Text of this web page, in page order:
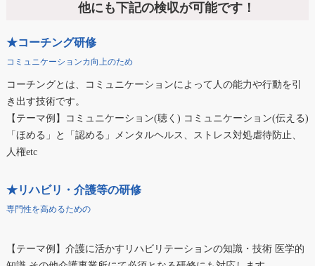
他にも下記の検収が可能です！
★コーチング研修
コミュニケーションカ向上のため
コーチングとは、コミュニケーションによって人の能力や行動を引
き出す技術です。
【テーマ例】コミュニケーション(聴く) コミュニケーション(伝える)
「ほめる」と「認める」メンタルヘルス、ストレス対処虐待防止、
人権etc
★リハビリ・介護等の研修
専門性を高めるための
【テーマ例】介護に活かすリハビリテーションの知識・技術 医学的